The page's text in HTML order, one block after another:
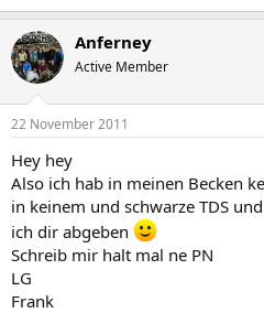
Anferney
Active Member
22 November 2011
Hey hey
Also ich hab in meinen Becken
in keinem und schwarze TDS
ich dir abgeben
Schreib mir halt mal ne PN
LG
Frank